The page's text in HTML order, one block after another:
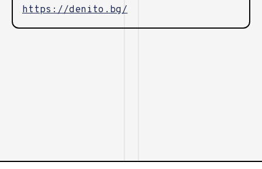
https://denito.bg/